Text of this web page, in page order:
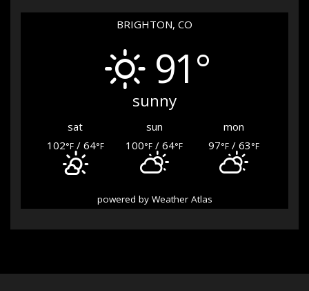
BRIGHTON, CO
91°
sunny
sat sun
mon
102°F/ 64°F 100°F / 64°F 97°F/ 63°F
powered by Weather Atlas